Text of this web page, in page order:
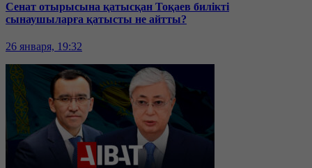
Сенат отырысына қатысқан Тоқаев билікті
сынаушыларға қатысты не айтты?
26 января, 19:32